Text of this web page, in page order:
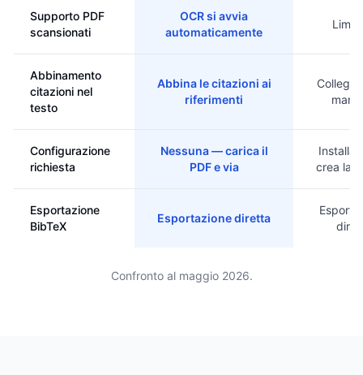
Supporto PDF
scansionati
OCR si avvia
automaticamente
Abbinamento
citazioni nel
testo
Abbina le citazioni ai
riferimenti
Configurazione
richiesta
Nessuna — carica il
PDF e via
Installa
crea la
Esportazione
BibTeX
Esportazione diretta
Confronto al maggio 2026.